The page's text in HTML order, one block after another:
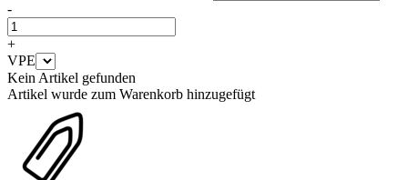
-
+
VPE
Kein Artikel gefunden
Artikel wurde zum Warenkorb hinzugefügt